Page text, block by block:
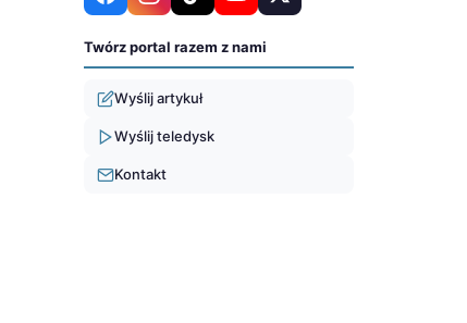
Twórz portal razem z nami
Wyślij artykuł
Wyślij teledysk
Kontakt